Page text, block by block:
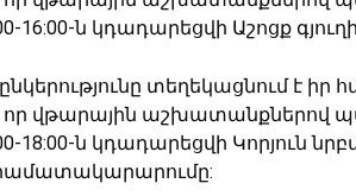
16:00-ն կդադարեցվի Աշոցք
տեղեկացնում է
որ վթարային աշխատանքներով
18:00-ն կդադարեցվի Կորյուն